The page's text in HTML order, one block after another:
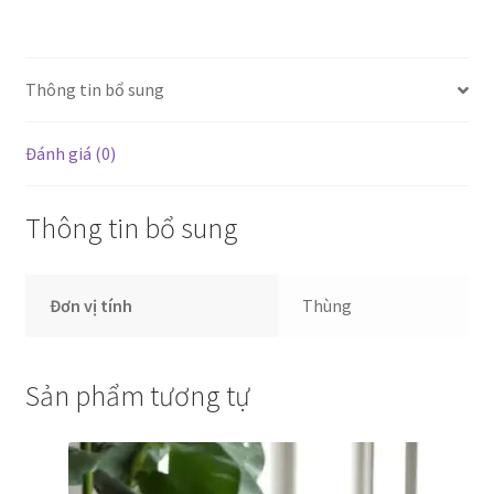
lượng
Thông tin bổ sung
Đánh giá (0)
Thông tin bổ sung
Đơn vị tính Thùng
Sản phẩm tương tự